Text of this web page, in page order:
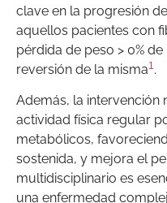
clave en la progresión
aquellos pacientes con
pérdida de peso > 0%
reversión de la misma1.
Además, la
actividad física regular
metabólicos,
sostenida, y mejora el
multidisciplinario es
una enfermedad